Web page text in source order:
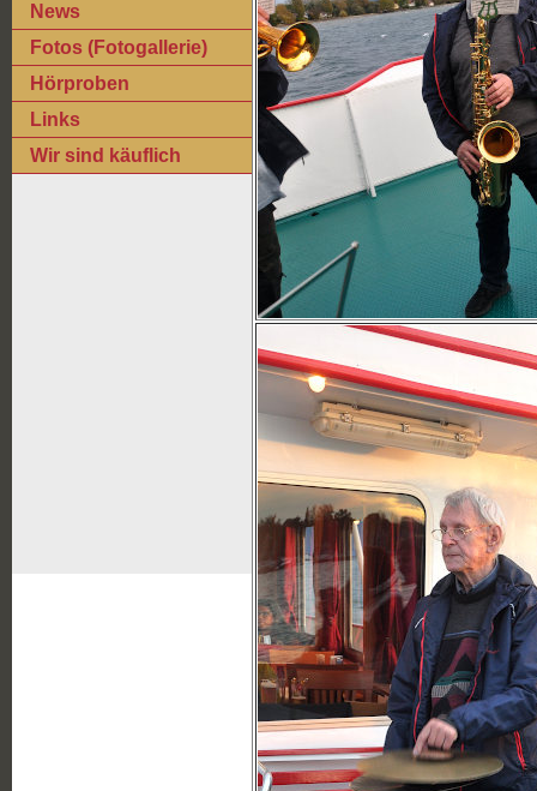
News
Fotos (Fotogallerie)
Hörproben
Links
Wir sind käuflich